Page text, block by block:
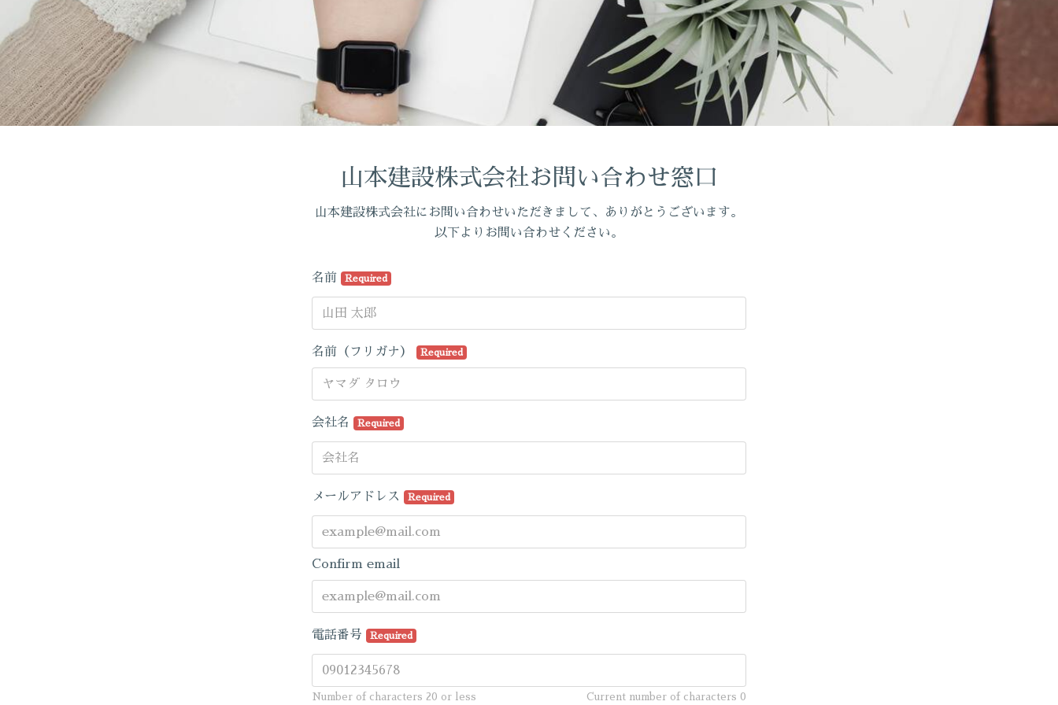
山本建設株式会社お問い合わせ窓口
山本建設株式会社にお問い合わせいただきまして、ありがとうございます。
以下よりお問い合わせください。
名前 Required
名前（フリガナ） Required
会社名 Required
メールアドレス Required
Confirm email
電話番号 Required
Number of characters 20 or less Current number of characters 0